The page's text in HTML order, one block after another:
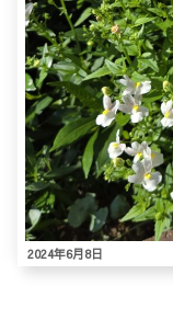
2024年6月8日